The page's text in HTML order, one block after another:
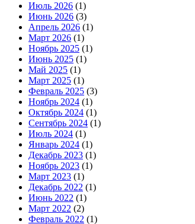
Июль 2026 (1)
Июнь 2026 (3)
Апрель 2026 (1)
Март 2026 (1)
Ноябрь 2025 (1)
Июнь 2025 (1)
Май 2025 (1)
Март 2025 (1)
Февраль 2025 (3)
Ноябрь 2024 (1)
Октябрь 2024 (1)
Сентябрь 2024 (1)
Июль 2024 (1)
Январь 2024 (1)
Декабрь 2023 (1)
Ноябрь 2023 (1)
Март 2023 (1)
Декабрь 2022 (1)
Июнь 2022 (1)
Март 2022 (2)
Февраль 2022 (1)